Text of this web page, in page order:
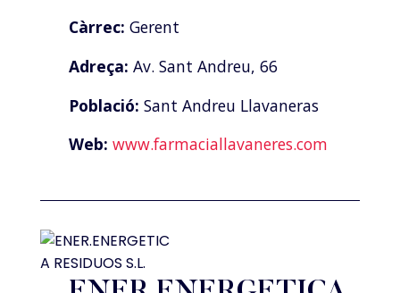
Càrrec: Gerent
Adreça: Av. Sant Andreu, 66
Població: Sant Andreu Llavaneras
Web: www.farmaciallavaneres.com